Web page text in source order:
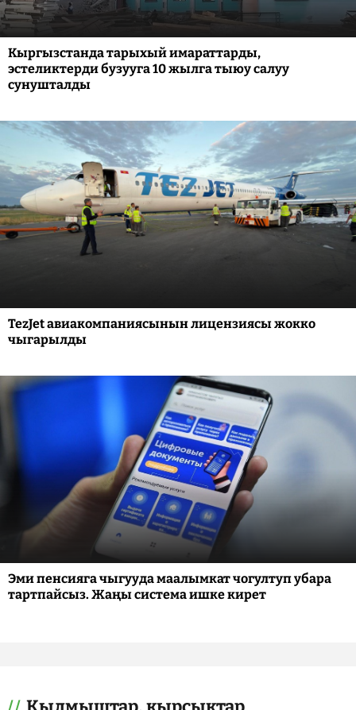
Кыргызстанда тарыхый имараттарды,
эстеликтерди бузууга 10 жылга тыюу салуу
сунушталды
TezJet авиакомпаниясынын лицензиясы жокко
чыгарылды
Эми пенсияга чыгууда маалымкат чогултуп убара
тартпайсыз. Жаңы система ишке кирет